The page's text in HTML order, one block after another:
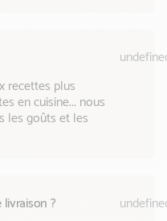
recettes plus
en cuisine... nous
les goûts et les
?